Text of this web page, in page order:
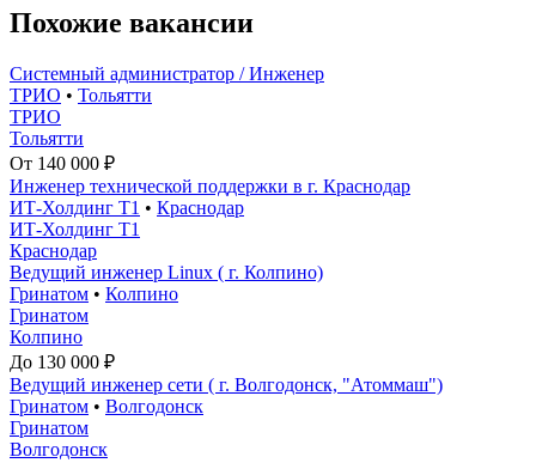
Похожие вакансии
Системный администратор / Инженер
ТРИО • Тольятти
ТРИО
Тольятти
От 140 000 ₽
Инженер технической поддержки в г. Краснодар
ИТ-Холдинг Т1 • Краснодар
ИТ-Холдинг Т1
Краснодар
Ведущий инженер Linux ( г. Колпино)
Гринатом • Колпино
Гринатом
Колпино
До 130 000 ₽
Ведущий инженер сети ( г. Волгодонск, "Атоммаш")
Гринатом • Волгодонск
Гринатом
Волгодонск